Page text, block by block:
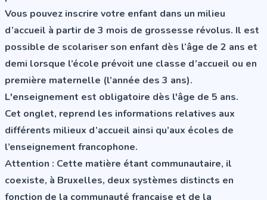
Vous pouvez inscrire votre enfant dans un milieu
d’accueil à partir de 3 mois de grossesse révolus. Il est
possible de scolariser son enfant dès l’âge de 2 ans et
demi lorsque l’école prévoit une classe d’accueil ou en
première maternelle (l’année des 3 ans).
L'enseignement est obligatoire dès l'âge de 5 ans.
Cet onglet, reprend les informations relatives aux
différents milieux d’accueil ainsi qu’aux écoles de
l’enseignement francophone.
Attention : Cette matière étant communautaire, il
coexiste, à Bruxelles, deux systèmes distincts en
fonction de la communauté française et de la